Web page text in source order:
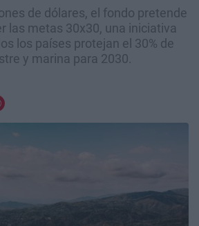
de dólares, el fondo pretende
las metas 30x30, una iniciativa
los países protejan el 30% de
y marina para 2030.